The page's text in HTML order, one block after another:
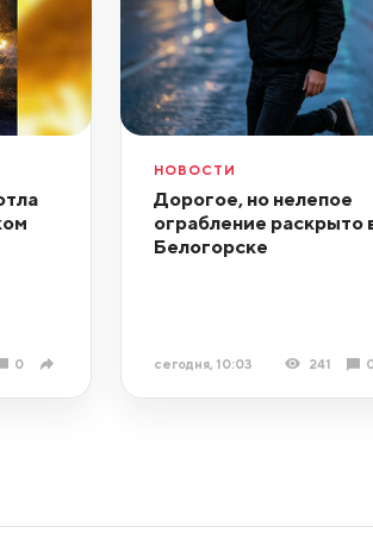
0
НОВОСТИ
Дорогое, но нелепое
ограбление раскрыто
Белогорске
сегодня, 10:03 241